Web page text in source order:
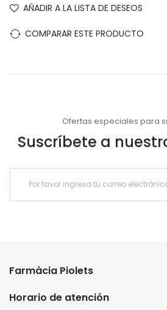
AÑADIR A LA LISTA DE DESEOS
COMPARAR ESTE PRODUCTO
Ofertas especiales para
Suscríbete a
Farmàcia Piolets
Horario de atención